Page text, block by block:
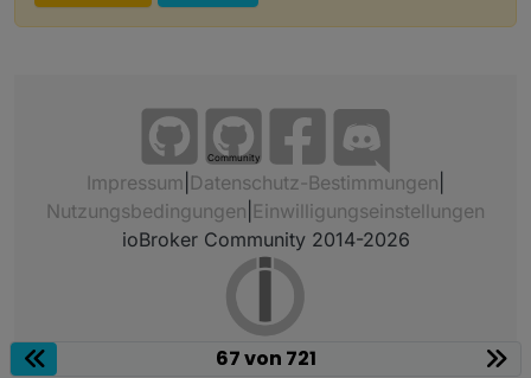
Community
Impressum Datenschutz-Bestimmungen
Nutzungsbedingungen Einwilligungseinstellungen
ioBroker Community 2014-2026
67 von 721